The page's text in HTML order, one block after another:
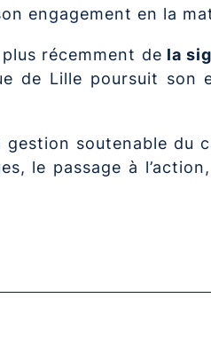
engagement en la
récemment de la
de Lille poursuit son
gestion soutenable du
le passage à